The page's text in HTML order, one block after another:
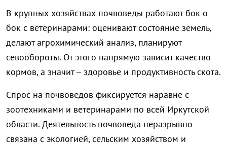
В крупных хозяйствах почвоведы работают бок о
бок с ветеринарами: оценивают состояние земель,
делают агрохимический анализ, планируют
севообороты. От этого напрямую зависит качество
кормов, а значит – здоровье и продуктивность скота.
Спрос на почвоведов фиксируется наравне с
зоотехниками и ветеринарами по всей Иркутской
области. Деятельность почвоведа неразрывно
связана с экологией, сельским хозяйством и